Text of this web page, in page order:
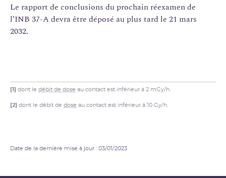
Le rapport de conclusions du prochain réexamen de
l’INB 37-A devra être déposé au plus tard le 21 mars
2032.
[1] dont le débit de dose au contact est inférieur à 2 mGy/h.
[2] dont le débit de dose au contact est inférieur à 10 Gy/h.
Date de la dernière mise à jour : 03/01/2023